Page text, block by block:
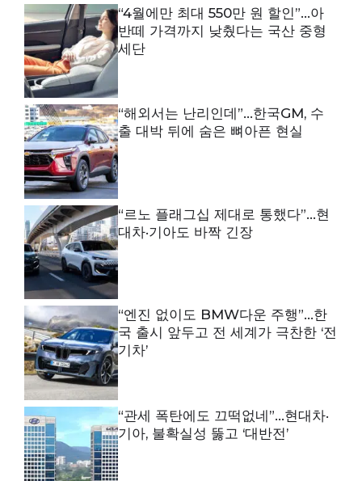
“4월에만 최대 550만 원 할인”…아
반떼 가격까지 낮췄다는 국산 중형
세단
“해외서는 난리인데”…한국GM, 수
출 대박 뒤에 숨은 뼈아픈 현실
“르노 플래그십 제대로 통했다”…현
대차·기아도 바짝 긴장
“엔진 없이도 BMW다운 주행”…한
국 출시 앞두고 전 세계가 극찬한 ‘전
기차’
“관세 폭탄에도 끄떡없네”…현대차·
기아, 불확실성 뚫고 ‘대반전’